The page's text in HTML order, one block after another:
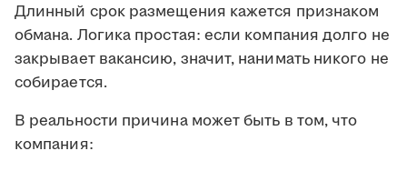
Длинный срок размещения кажется признаком
обмана. Логика простая: если компания долго не
закрывает вакансию, значит, нанимать никого не
собирается.
В реальности причина может быть в том, что
компания: